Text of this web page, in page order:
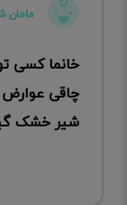
مامان
خانما کسی
چاقی عوارض
شیر خشک